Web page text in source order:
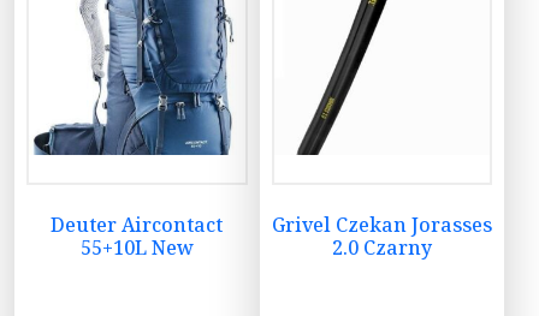
Deuter Aircontact
55+10L New
Grivel Czekan Jorasses
2.0 Czarny